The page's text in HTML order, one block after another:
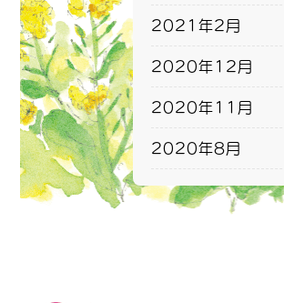
2021年2月
2020年12月
2020年11月
2020年8月